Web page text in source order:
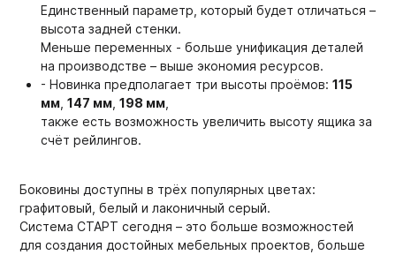
Единственный параметр, который будет отличаться –
высота задней стенки.
Меньше переменных - больше унификация деталей
на производстве – выше экономия ресурсов.
- Новинка предполагает три высоты проёмов:115
мм ,147 мм ,198 мм
также есть возможность увеличить высоту ящика за
счёт рейлингов.
Боковины доступны в трёх популярных цветах:
графитовый, белый и лаконичный серый.
Система СТАРТ сегодня – это больше возможностей
для создания достойных мебельных проектов, больше